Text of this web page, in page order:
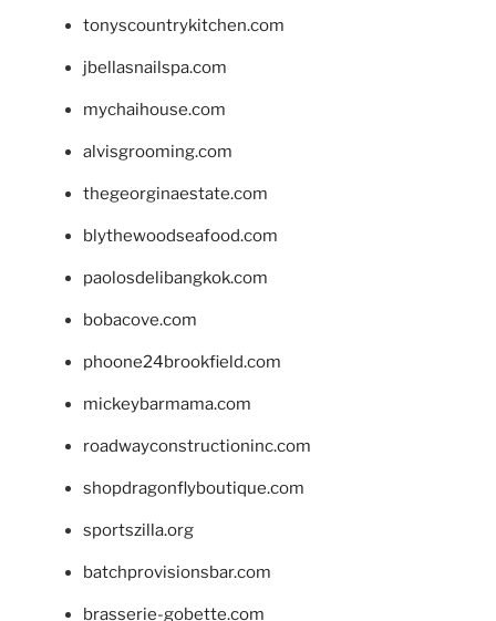
tonyscountrykitchen.com
jbellasnailspa.com
mychaihouse.com
alvisgrooming.com
thegeorginaestate.com
blythewoodseafood.com
paolosdelibangkok.com
bobacove.com
phoone24brookfield.com
mickeybarmama.com
roadwayconstructioninc.com
shopdragonflyboutique.com
sportszilla.org
batchprovisionsbar.com
brasserie-gobette.com